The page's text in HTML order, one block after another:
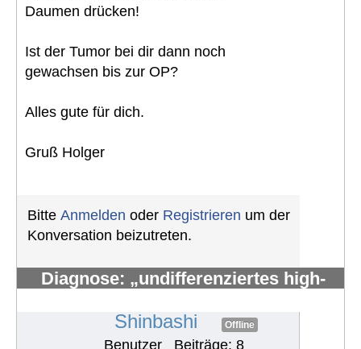
Daumen drücken!
Ist der Tumor bei dir dann noch
gewachsen bis zur OP?
Alles gute für dich.
Gruß Holger
Bitte Anmelden oder Registrieren um der
Konversation beizutreten.
Diagnose: „undifferenziertes high-
Shinbashi Offline
Benutzer Beiträge: 8